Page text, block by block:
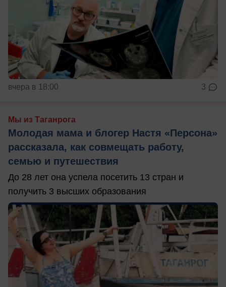
вчера в 18:00 3
Мы из Таганрога
Молодая мама и блогер Настя «Персона»
рассказала, как совмещать работу,
семью и путешествия
До 28 лет она успела посетить 13 стран и
получить 3 высших образования